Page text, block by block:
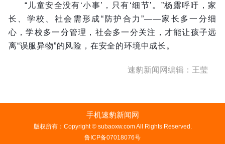
“儿童安全没有‘小事’，只有‘细节’。”杨露呼吁，家
长、学校、社会需形成“防护合力”——家长多一分细
心，学校多一分管理，社会多一分关注，才能让孩子远
离“误服异物”的风险，在安全的环境中成长。
速豹新闻网编辑：王莹
手机速豹新闻网
版权所有：Copyright © subaoxw.com All Rights Reserved.
鲁ICP备07018076号